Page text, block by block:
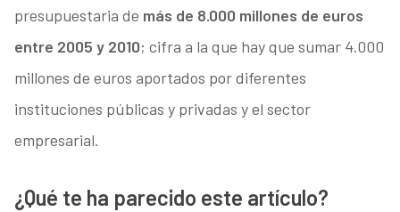
presupuestaria de más de 8.000 millones de euros
entre 2005 y 2010; cifra a la que hay que sumar 4.000
millones de euros aportados por diferentes
instituciones públicas y privadas y el sector
empresarial.
¿Qué te ha parecido este artículo?